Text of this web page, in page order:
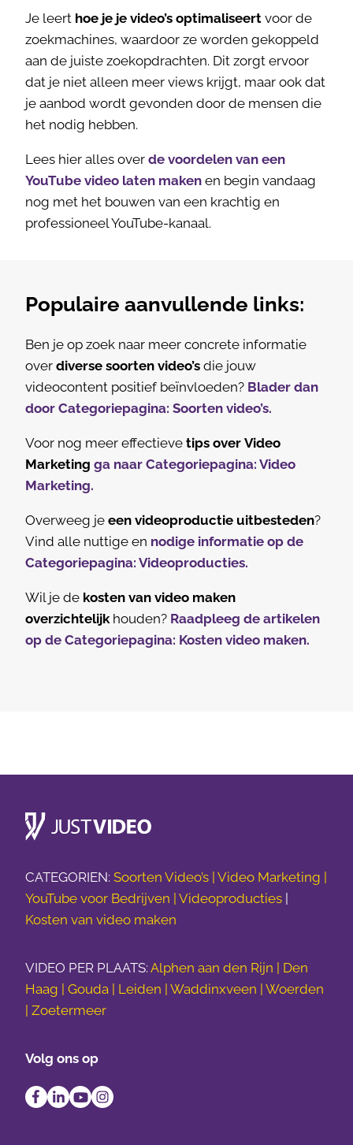
Je leert hoe je je video’s optimaliseert voor de
zoekmachines, waardoor ze worden gekoppeld
aan de juiste zoekopdrachten. Dit zorgt ervoor
dat je niet alleen meer views krijgt, maar ook dat
je aanbod wordt gevonden door de mensen die
het nodig hebben.
Lees hier alles over de voordelen van een
YouTube video laten maken en begin vandaag
nog met het bouwen van een krachtig en
professioneel YouTube-kanaal.
Populaire aanvullende links:
Ben je op zoek naar meer concrete informatie
over diverse soorten video’s die jouw
videocontent positief beïnvloeden? Blader dan
door Categoriepagina: Soorten video’s.
Voor nog meer effectieve tips over Video
Marketing ga naar Categoriepagina: Video
Marketing.
Overweeg je een videoproductie uitbesteden?
Vind alle nuttige en nodige informatie op de
Categoriepagina: Videoproducties.
Wil je de kosten van video maken
overzichtelijk houden? Raadpleeg de artikelen
op de Categoriepagina: Kosten video maken.
CATEGORIEN: Soorten Video’s | Video Marketing |
YouTube voor Bedrijven | Videoproducties
Kosten van video maken
VIDEO PER PLAATS: Alphen aan den Rijn | Den
Haag | Gouda | Leiden | Waddinxveen | Woerden
| Zoetermeer
Volg ons op